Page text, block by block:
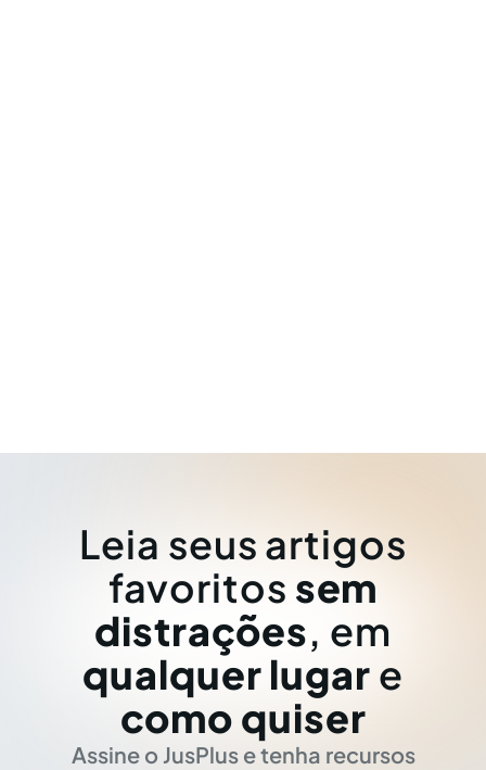
Leia seus artigos
favoritos sem
distrações, em
qualquer lugar e
como quiser
Assine o JusPlus e tenha recursos